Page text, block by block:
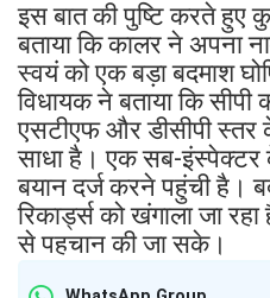
इस बात की पुष्टि करते हुए
बताया कि कालर ने अपना
स्वयं को एक बड़ा बदमाश
विधायक ने बताया कि
एसटीएफ और डीसीपी स्तर
साधा है। एक सब-इंस्पेक्टर
बयान दर्ज करने पहुंची है।
रिकार्ड्स को खंगाला जा
से पहचान की जा सके।